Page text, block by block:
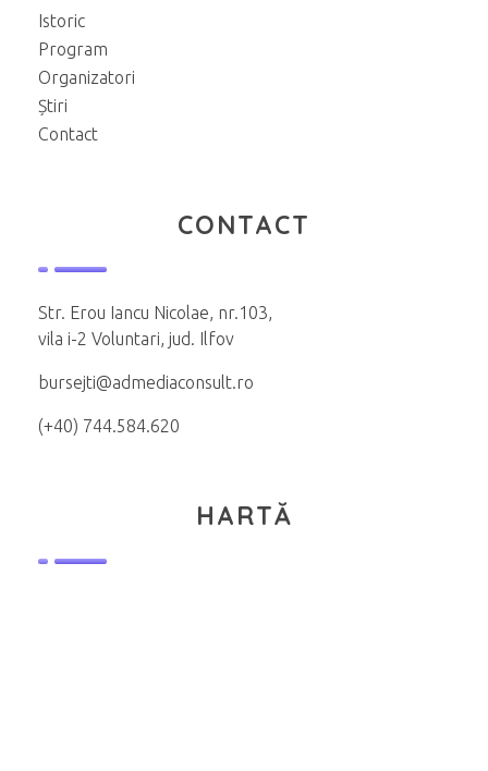
Istoric
Program
Organizatori
Știri
Contact
CONTACT
Str. Erou Iancu Nicolae, nr.103,
vila i-2 Voluntari, jud. Ilfov
bursejti@admediaconsult.ro
(+40) 744.584.620
HARTĂ